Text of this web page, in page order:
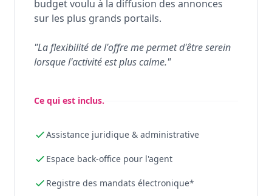
budget voulu à la diffusion des annonces
sur les plus grands portails.
"La flexibilité de l'offre me permet d'être serein
lorsque l'activité est plus calme."
Ce qui est inclus.
Assistance juridique & administrative
Espace back-office pour l'agent
Registre des mandats électronique*